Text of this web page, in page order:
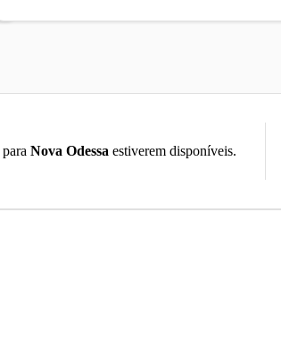
para Nova Odessa estiverem disponíveis.